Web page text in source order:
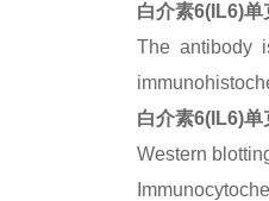
白介素6(IL6)单
The antibody
白介素6(IL6)单
Western